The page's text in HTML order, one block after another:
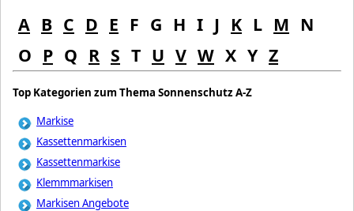
A B C D E F G H I J K L M N
O P Q R S T U V W X Y Z
Top Kategorien zum Thema Sonnenschutz A-Z
Markise
Kassettenmarkisen
Kassettenmarkise
Klemmmarkisen
Markisen Angebote